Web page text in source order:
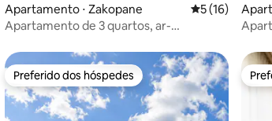
avaliação média de 5, 11 avaliações
Apartamento ⋅ Zakopane 5 de uma
5 (16)
Apartamento de 3 quartos, ar-
Preferido dos hóspedes
Preferido dos hóspedes